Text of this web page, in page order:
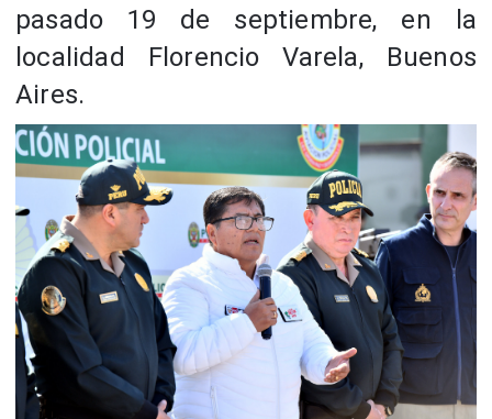
pasado 19 de septiembre, en la
localidad Florencio Varela, Buenos
Aires.